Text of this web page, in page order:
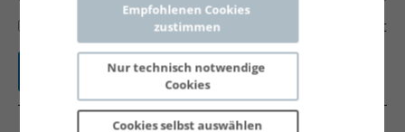
Empfohlenen Cookies
zustimmen
Nur technisch notwendige
Cookies
Cookies selbst auswählen
Prozesse Transport